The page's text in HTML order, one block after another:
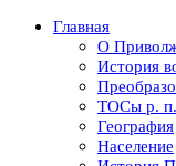
Главная
О
История
ТОСы р.
География
Население